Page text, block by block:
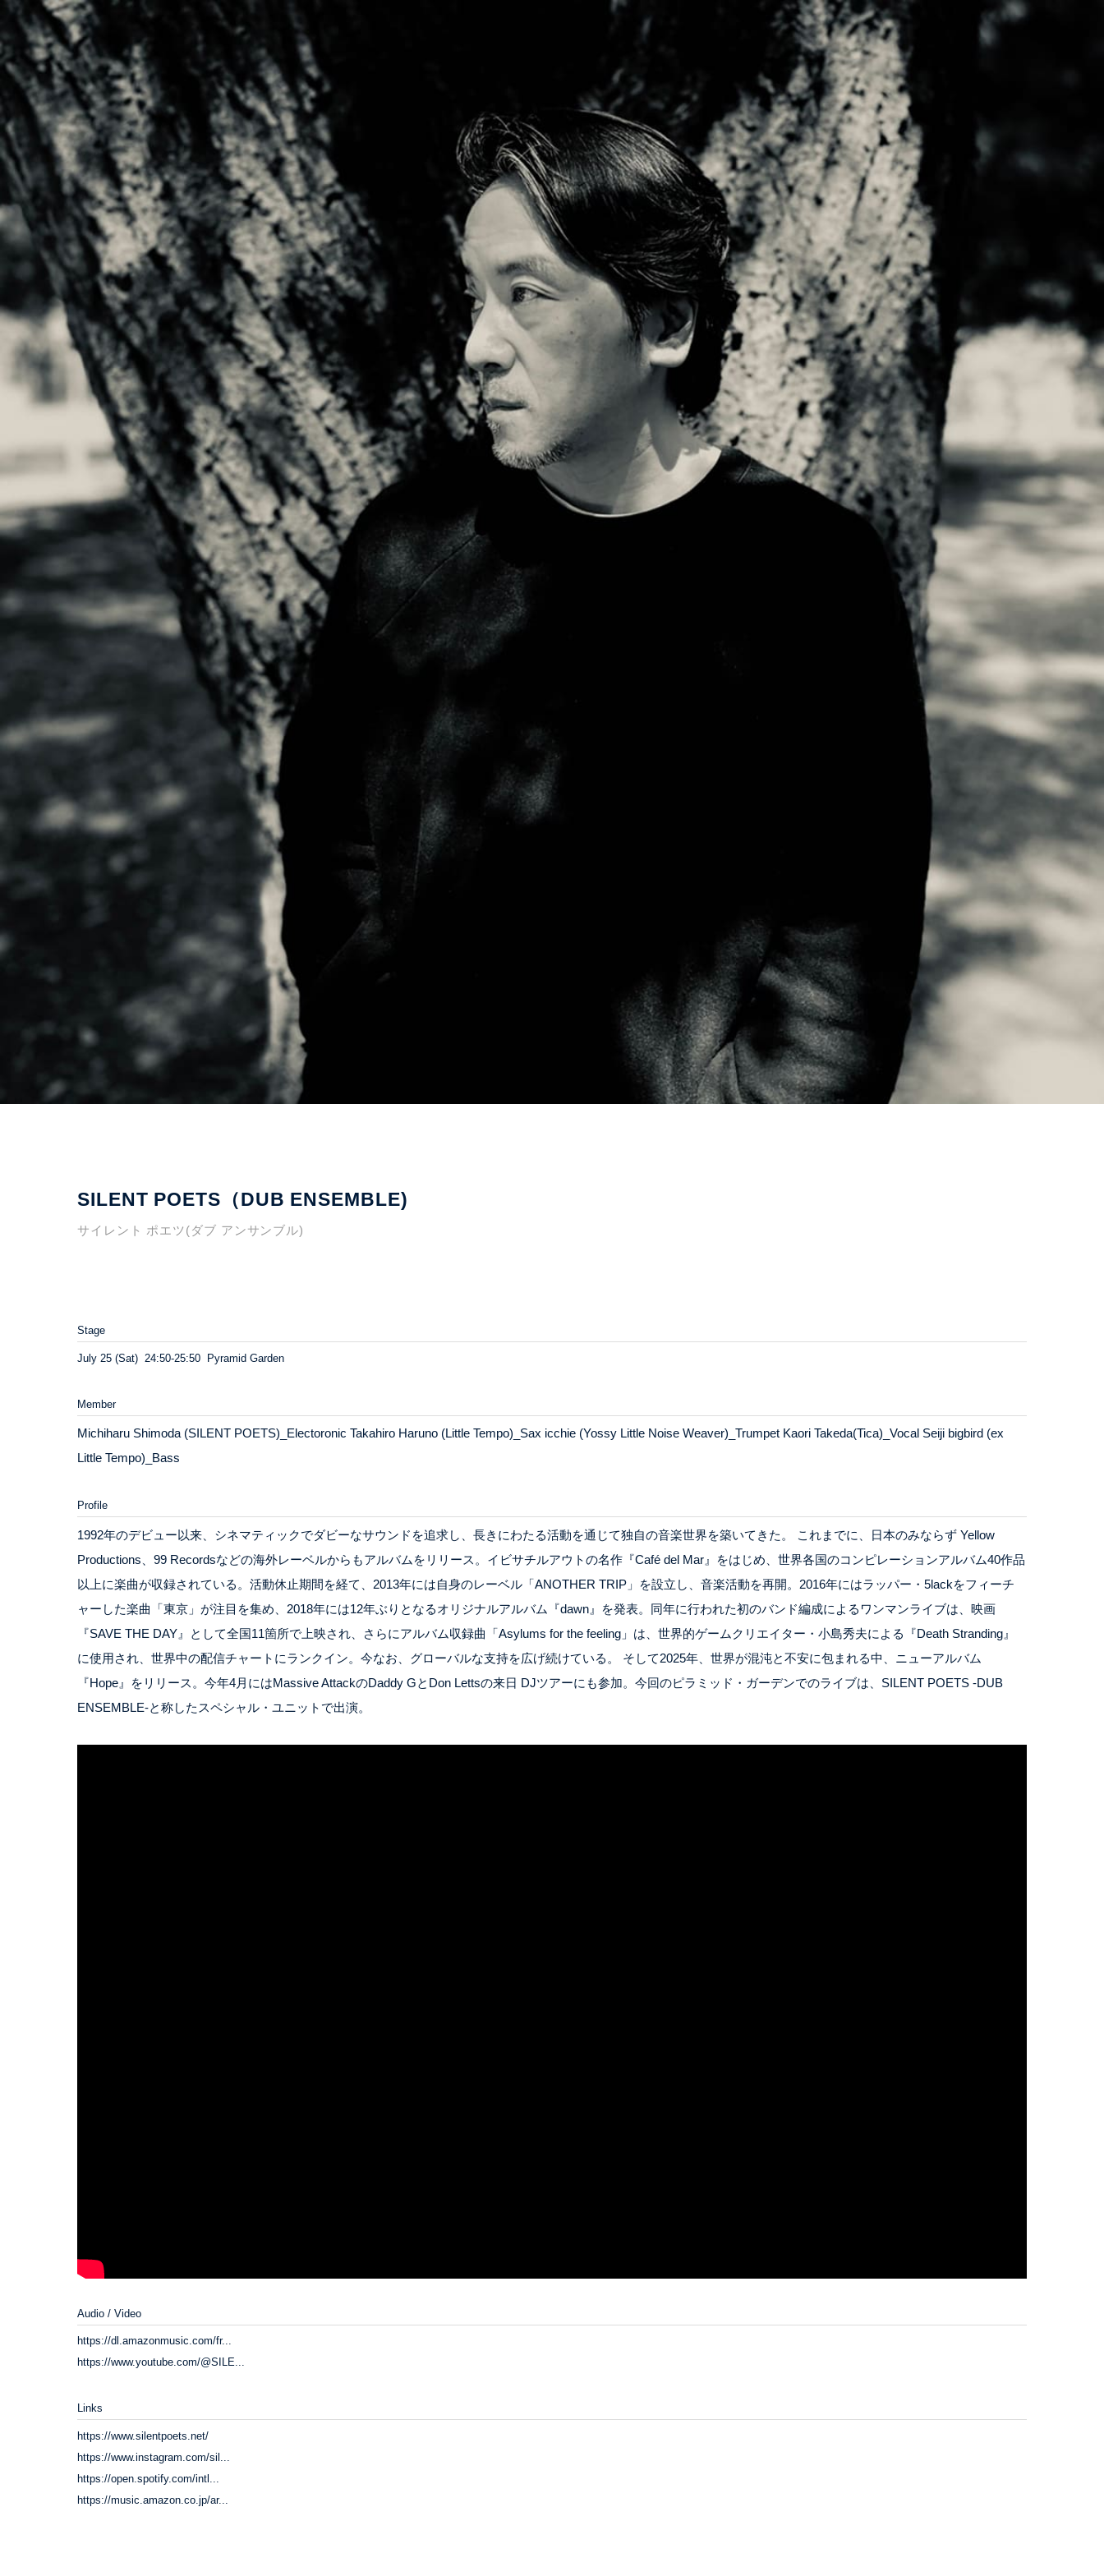
SILENT POETS（DUB ENSEMBLE)
サイレント ポエツ(ダブ アンサンブル)
Stage
July 25 (Sat) 24:50-25:50 Pyramid Garden
Member
Michiharu Shimoda (SILENT POETS)_Electoronic Takahiro Haruno (Little Tempo)_Sax icchie (Yossy Little Noise Weaver)_Trumpet Kaori Takeda(Tica)_Vocal Seiji bigbird (ex
Little Tempo)_Bass
Profile
1992年のデビュー以来、シネマティックでダビーなサウンドを追求し、長きにわたる活動を通じて独自の音楽世界を築いてきた。 これまでに、日本のみならず Yellow
Productions、99 Recordsなどの海外レーベルからもアルバムをリリース。イビサチルアウトの名作『Café del Mar』をはじめ、世界各国のコンピレーションアルバム40作品
以上に楽曲が収録されている。活動休止期間を経て、2013年には自身のレーベル「ANOTHER TRIP」を設立し、音楽活動を再開。2016年にはラッパー・5lackをフィーチ
ャーした楽曲「東京」が注目を集め、2018年には12年ぶりとなるオリジナルアルバム『dawn』を発表。同年に行われた初のバンド編成によるワンマンライブは、映画
『SAVE THE DAY』として全国11箇所で上映され、さらにアルバム収録曲「Asylums for the feeling」は、世界的ゲームクリエイター・小島秀夫による『Death Stranding』
に使用され、世界中の配信チャートにランクイン。今なお、グローバルな支持を広げ続けている。 そして2025年、世界が混沌と不安に包まれる中、ニューアルバム
『Hope』をリリース。今年4月にはMassive AttackのDaddy GとDon Lettsの来日 DJツアーにも参加。今回のピラミッド・ガーデンでのライブは、SILENT POETS -DUB
ENSEMBLE-と称したスペシャル・ユニットで出演。
Audio / Video
https://dl.amazonmusic.com/fr...
https://www.youtube.com/@SILE...
Links
https://www.silentpoets.net/
https://www.instagram.com/sil...
https://open.spotify.com/intl...
https://music.amazon.co.jp/ar...